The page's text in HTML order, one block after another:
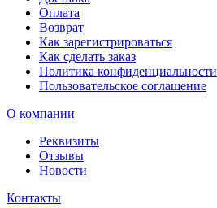
Оплата
Возврат
Как зарегистрироваться
Как сделать заказ
Политика конфиденциальности
Пользовательское соглашение
О компании
Реквизиты
Отзывы
Новости
Контакты